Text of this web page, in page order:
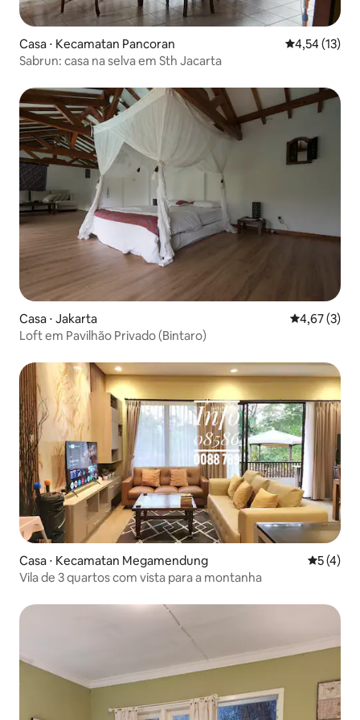
Casa ⋅ Kecamatan Pancoran 4,54 de uma
4,54 (13)
Sabrun: casa na selva em Sth Jacarta
Casa ⋅ Jakarta 4,67 de
4,67 (3)
Loft em Pavilhão Privado (Bintaro)
Casa ⋅ Kecamatan Megamendung 5 de
5 (4)
Vila de 3 quartos com vista para a montanha